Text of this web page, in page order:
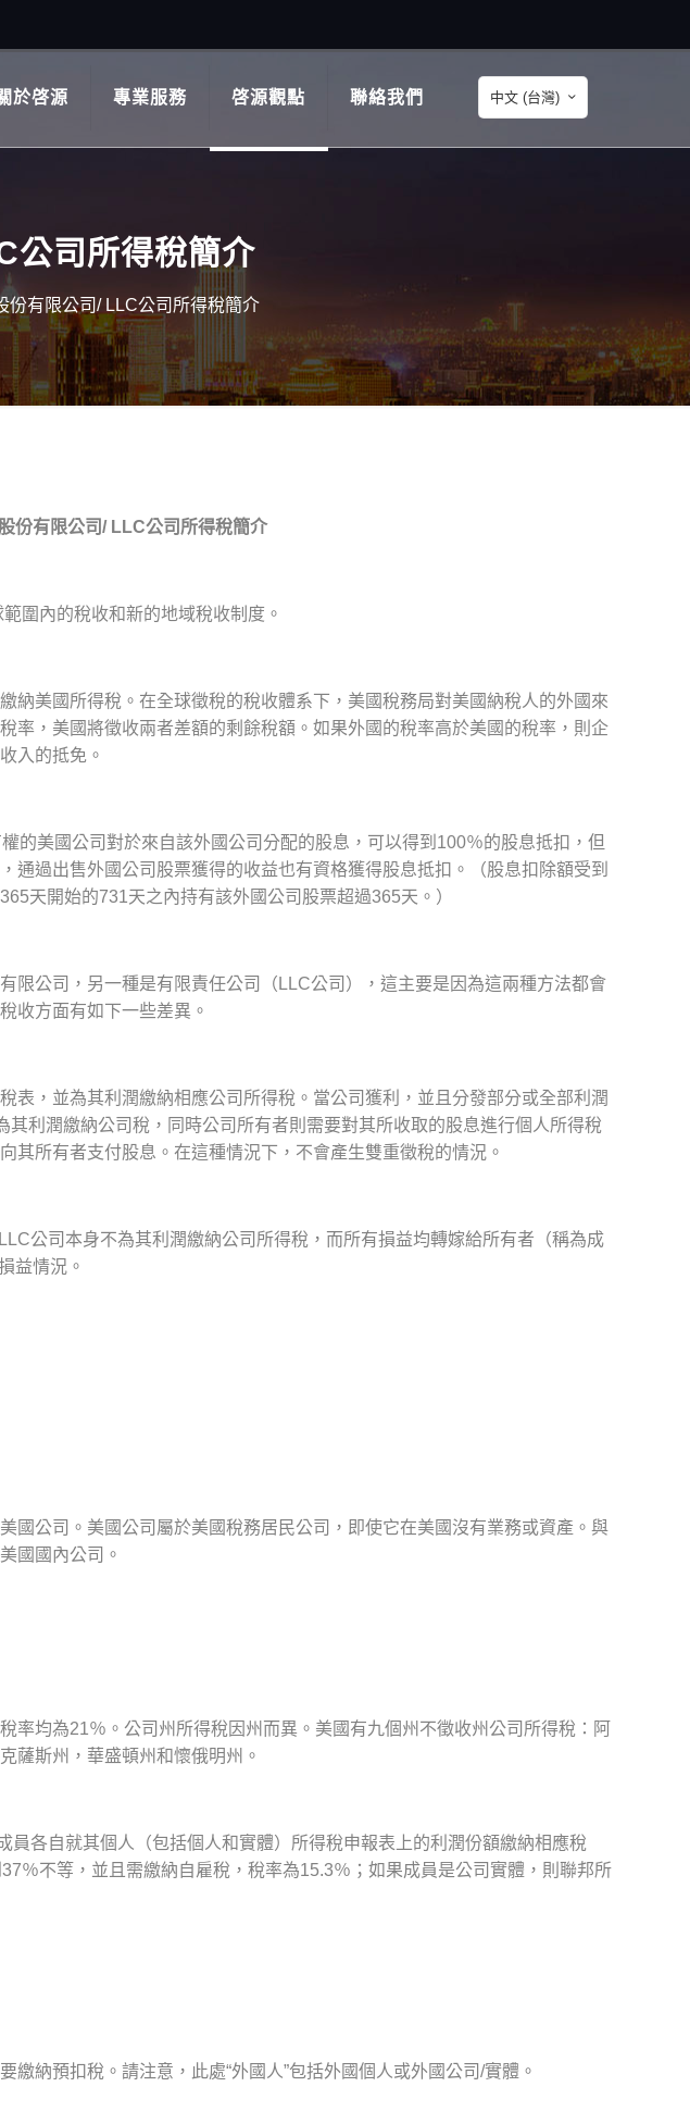
於啓源 專業服務 啓源觀點 聯絡我們 中文 (台灣)
公司所得稅簡介
份有限公司/ LLC公司所得稅簡介
份有限公司 / LLC公司所得稅簡介
圍內的稅收和新的地域稅收制度。
納美國所得稅。在全球徵稅的稅收體系下，美國稅務局對美國納稅人的外國來
率，美國將徵收兩者差額的剩餘稅額。如果外國的稅率高於美國的稅率，則企
入的抵免。
的美國公司對於來自該外國公司分配的股息，可以得到100％的股息抵扣，但
通過出售外國公司股票獲得的收益也有資格獲得股息抵扣。（股息扣除額受到
天開始的731天之內持有該外國公司股票超過365天。）
限公司，另一種是有限責任公司（LLC公司），這主要是因為這兩種方法都會
收方面有如下一些差異。
表，並為其利潤繳納相應公司所得稅。當公司獲利，並且分發部分或全部利潤
其利潤繳納公司稅，同時公司所有者則需要對其所收取的股息進行個人所得稅
其所有者支付股息。在這種情況下，不會產生雙重徵稅的情況。
公司本身不為其利潤繳納公司所得稅，而所有損益均轉嫁給所有者（稱為成
益情況。
國公司。美國公司屬於美國稅務居民公司，即使它在美國沒有業務或資產。與
國國內公司。
率均為21％。公司州所得稅因州而異。美國有九個州不徵收州公司所得稅：阿
薩斯州，華盛頓州和懷俄明州。
員各自就其個人（包括個人和實體）所得稅申報表上的利潤份額繳納相應稅
％不等，並且需繳納自雇稅，稅率為15.3％；如果成員是公司實體，則聯邦所
納預扣稅。請注意，此處“外國人”包括外國個人或外國公司/實體。